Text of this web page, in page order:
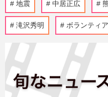
地震 中居正広
滝沢秀明 ボランティア